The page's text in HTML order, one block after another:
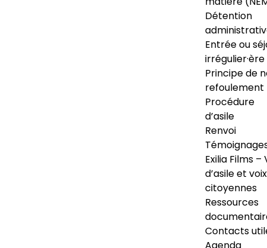
Détention
Entrée ou
irrégulier·ère
Principe de
refoulement
Procédure
d’asile
Renvoi
Exilia Films –
d’asile et voix
citoyennes
Ressources
Contacts